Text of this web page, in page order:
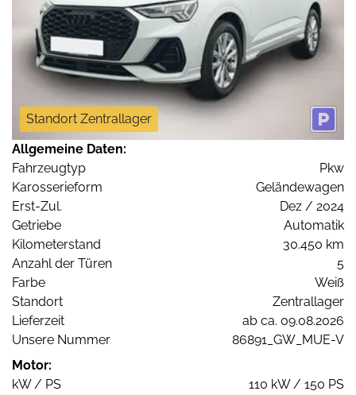
Standort Zentrallager
Allgemeine Daten:
Fahrzeugtyp
Pkw
Karosserieform
Geländewagen
Erst-Zul.
Dez / 2024
Getriebe
Automatik
Kilometerstand
30.450 km
Anzahl der Türen
5
Farbe
Weiß
Standort
Zentrallager
Lieferzeit
ab ca. 09.08.2026
Unsere Nummer
86891_GW_MUE-V
Motor:
kW / PS
110 kW / 150 PS